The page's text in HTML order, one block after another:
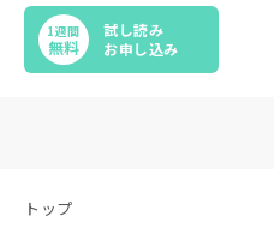
1週間
無料
試し読み
お申し込み
トップ